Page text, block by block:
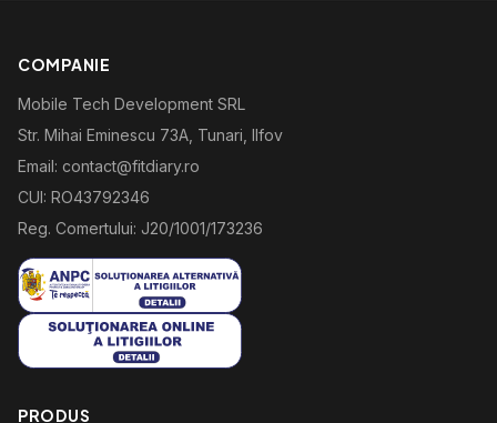
COMPANIE
Mobile Tech Development SRL
Str. Mihai Eminescu 73A, Tunari, Ilfov
Email: contact@fitdiary.ro
CUI: RO43792346
Reg. Comertului: J20/1001/173236
PRODUS